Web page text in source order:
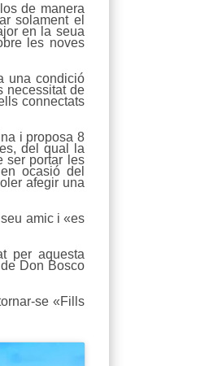
de manera
solament el
en la seua
les noves
una condició
necessitat de
connectats
i proposa 8
del qual la
ser portar les
ocasió del
afegir una
amic i «es
per aquesta
Don Bosco
se «Fills